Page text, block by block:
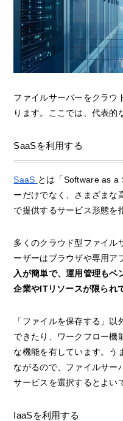
ファイルサーバーをクラウ
ります。ここでは、代表的
SaaSを利用する
SaaS とは「Software as a
ーだけでなく、さまざまな
で提供するサービス形態を
多くのクラウド型ファイル
ーザーはブラウザや専用
入が簡単で、運用管理もベ
企業やITリソースが限られ
「ファイルを保存する」
できたり、ワークフロー機
な機能を有しています。う
ながるので、ファイルサー
サービスを選択するとよい
IaaSを利用する